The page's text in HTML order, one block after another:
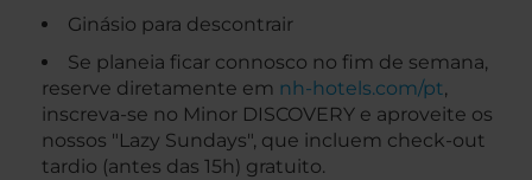
Ginásio para descontrair
Se planeia ficar connosco no fim de semana,
reserve diretamente em nh-hotels.com/pt,
inscreva-se no Minor DISCOVERY e aproveite os
nossos "Lazy Sundays", que incluem check-out
tardio (antes das 15h) gratuito.